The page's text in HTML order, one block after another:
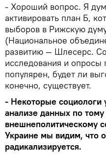
- Хороший вопрос. Я
активировать план Б,
выборов в Рижскую
(Национальное
развитию — Шлесерс.
исследования и опросы
популярен, будет ли
конечно, существует.
- Некоторые социологи
анализе данных по
внешнеполитическому
Украине мы видим, что
радикализируется.